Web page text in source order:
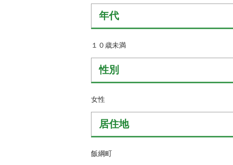
環境・ゴミ
上下水道
ペット・動物
児童クラブ
ティスクール
年代
１０歳未満
性別
女性
居住地
飯綱町